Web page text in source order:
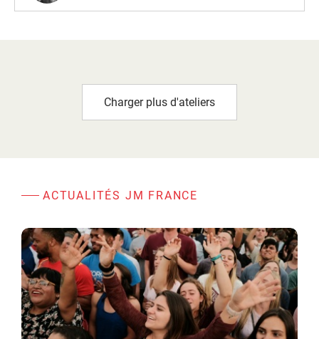
Charger plus d'ateliers
ACTUALITÉS JM FRANCE